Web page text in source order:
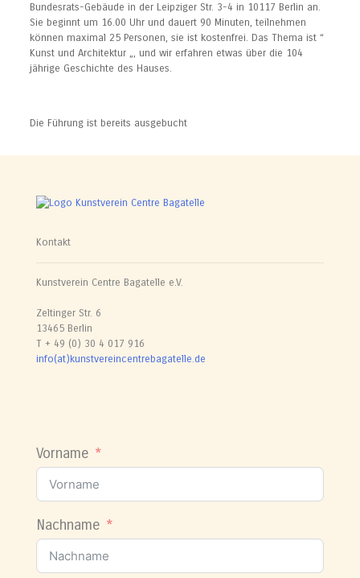
Bundesrats-Gebäude in der Leipziger Str. 3-4 in 10117 Berlin an.
Sie beginnt um 16.00 Uhr und dauert 90 Minuten, teilnehmen
können maximal 25 Personen, sie ist kostenfrei. Das Thema ist “
Kunst und Architektur „, und wir erfahren etwas über die 104
jährige Geschichte des Hauses.
Die Führung ist bereits ausgebucht
Kontakt
Kunstverein Centre Bagatelle e.V.
Zeltinger Str. 6
13465 Berlin
T + 49 (0) 30 4 017 916
info(at)kunstvereincentrebagatelle.de
Vorname
Nachname